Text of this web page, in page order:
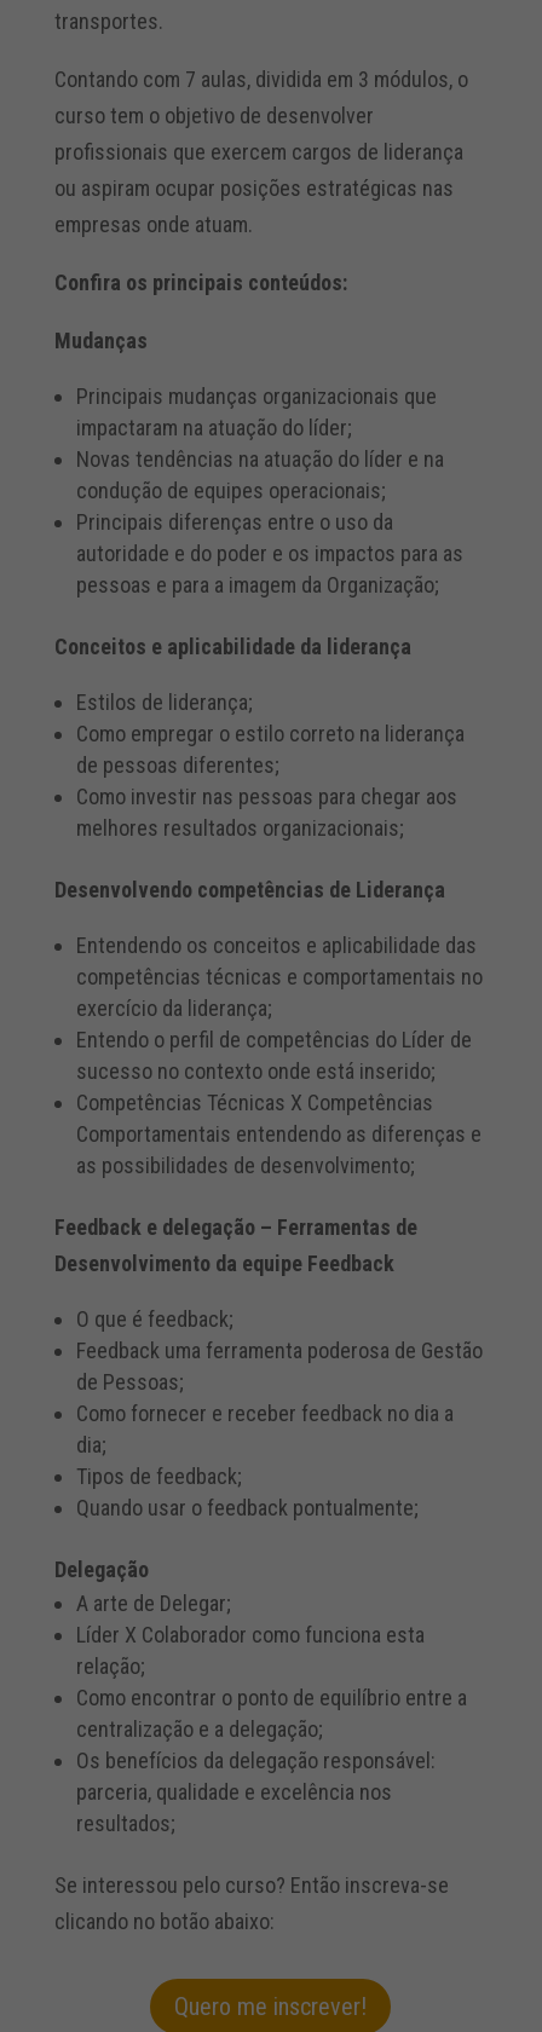
transportes.
Contando com 7 aulas, dividida em 3 módulos, o
curso tem o objetivo de desenvolver
profissionais que exercem cargos de liderança
ou aspiram ocupar posições estratégicas nas
empresas onde atuam.
Confira os principais conteúdos:
Mudanças
Principais mudanças organizacionais que
impactaram na atuação do líder;
Novas tendências na atuação do líder e na
condução de equipes operacionais;
Principais diferenças entre o uso da
autoridade e do poder e os impactos para as
pessoas e para a imagem da Organização;
Conceitos e aplicabilidade da liderança
Estilos de liderança;
Como empregar o estilo correto na liderança
de pessoas diferentes;
Como investir nas pessoas para chegar aos
melhores resultados organizacionais;
Desenvolvendo competências de Liderança
Entendendo os conceitos e aplicabilidade das
competências técnicas e comportamentais no
exercício da liderança;
Entendo o perfil de competências do Líder de
sucesso no contexto onde está inserido;
Competências Técnicas X Competências
Comportamentais entendendo as diferenças e
as possibilidades de desenvolvimento;
Feedback e delegação – Ferramentas de
Desenvolvimento da equipe Feedback
O que é feedback;
Feedback uma ferramenta poderosa de Gestão
de Pessoas;
Como fornecer e receber feedback no dia a
dia;
Tipos de feedback;
Quando usar o feedback pontualmente;
Delegação
A arte de Delegar;
Líder X Colaborador como funciona esta
relação;
Como encontrar o ponto de equilíbrio entre a
centralização e a delegação;
Os benefícios da delegação responsável:
parceria, qualidade e excelência nos
resultados;
Se interessou pelo curso? Então inscreva-se
clicando no botão abaixo:
Quero me inscrever!